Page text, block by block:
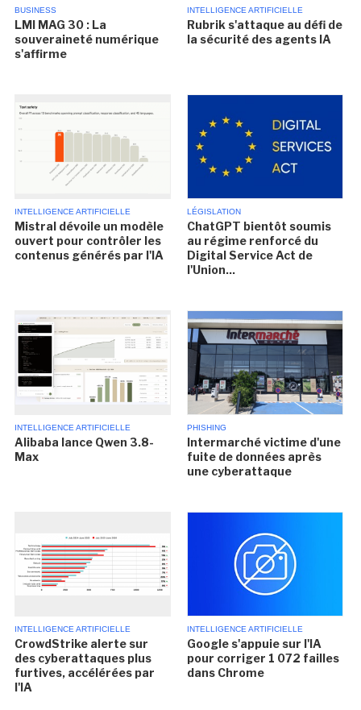
BUSINESS
LMI MAG 30 : La
souveraineté numérique
s'affirme
INTELLIGENCE ARTIFICIELLE
Rubrik s'attaque au défi de
la sécurité des agents IA
INTELLIGENCE ARTIFICIELLE
Mistral dévoile un modèle
ouvert pour contrôler les
contenus générés par l'IA
LÉGISLATION
ChatGPT bientôt soumis
au régime renforcé du
Digital Service Act de
l'Union...
INTELLIGENCE ARTIFICIELLE
Alibaba lance Qwen 3.8-
Max
PHISHING
Intermarché victime d'une
fuite de données après
une cyberattaque
INTELLIGENCE ARTIFICIELLE
CrowdStrike alerte sur
des cyberattaques plus
furtives, accélérées par
l'IA
INTELLIGENCE ARTIFICIELLE
Google s'appuie sur l'IA
pour corriger 1 072 failles
dans Chrome